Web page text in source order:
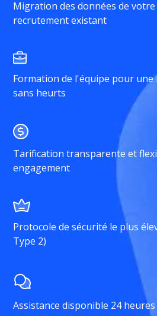
Migration des données de votre
recrutement existant
Formation de l'équipe pour
sans heurts
Tarification transparente et
engagement
Protocole de sécurité le plus
Type 2)
Assistance disponible 24